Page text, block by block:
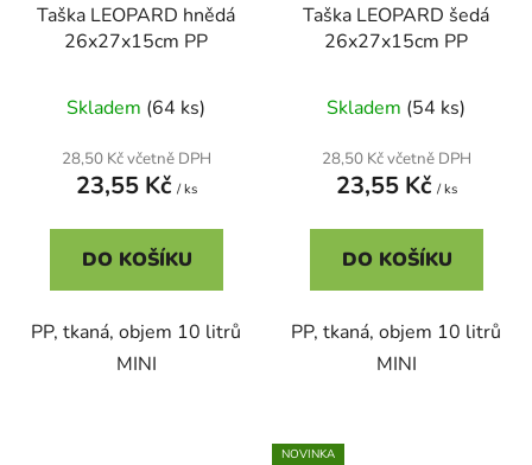
Taška LEOPARD hnědá
26x27x15cm PP
Skladem (64 ks)
28,50 Kč včetně DPH
23,55 Kč / ks
DO KOŠÍKU
PP, tkaná, objem 10 litrů
MINI
Taška LEOPARD šedá
26x27x15cm PP
Skladem (54 ks)
28,50 Kč včetně DPH
23,55 Kč / ks
DO KOŠÍKU
PP, tkaná, objem 10 litrů
MINI
NOVINKA